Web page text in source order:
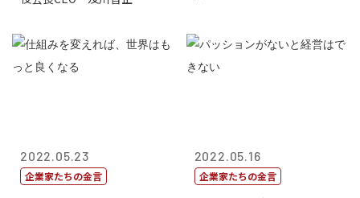
2022.05.23
企業家たちの金言
2022.05.16
企業家たちの金言